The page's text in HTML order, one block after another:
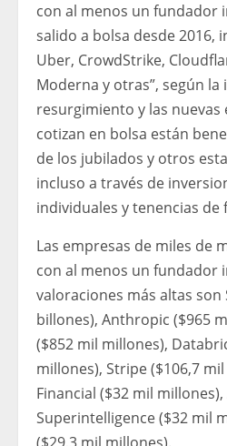
con al menos un fundador
salido a bolsa desde 2016,
Uber, CrowdStrike,
Moderna y otras”, según la
resurgimiento y las nuevas
cotizan en bolsa están
de los jubilados y otros
incluso a través de
individuales y tenencias de
Las empresas de miles de
con al menos un fundador
valoraciones más altas son
billones), Anthropic ($965
($852 mil millones),
millones), Stripe ($106,7
Financial ($32 mil millones),
Superintelligence ($32 mil